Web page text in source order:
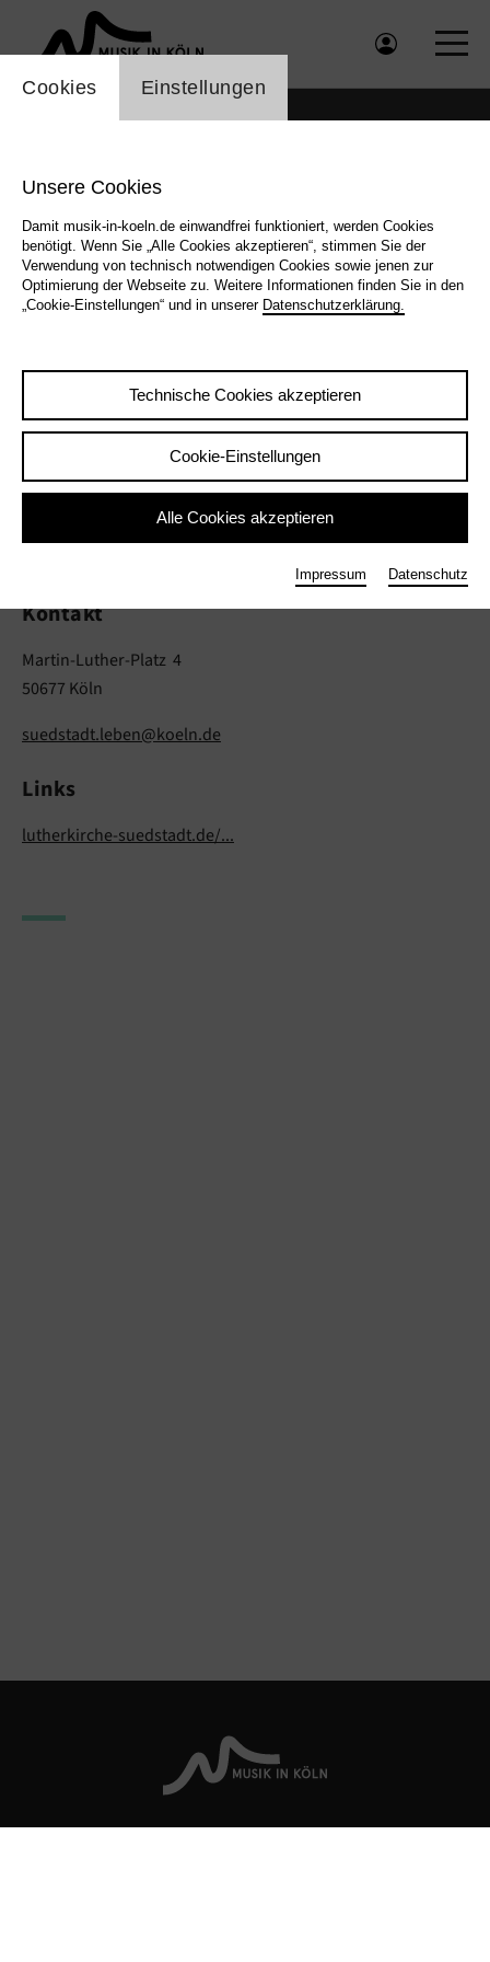
Einstellung Cookienbanner
Cookies Einstellungen
Unsere Cookies
Damit musik-in-koeln.de einwandfrei funktioniert, werden Cookies
benötigt. Wenn Sie „Alle Cookies akzeptieren“, stimmen Sie der
Verwendung von technisch notwendigen Cookies sowie jenen zur
Optimierung der Webseite zu. Weitere Informationen finden Sie in den
„Cookie-Einstellungen“ und in unserer Datenschutzerklärung.
Technische Cookies akzeptieren
Cookie-Einstellungen
Alle Cookies akzeptieren
Impressum Datenschutz
Übersicht
Sonja Grupe
Kontakt
Martin-Luther-Platz 4
50677 Köln
suedstadt.leben@koeln.de
Links
lutherkirche-suedstadt.de/...